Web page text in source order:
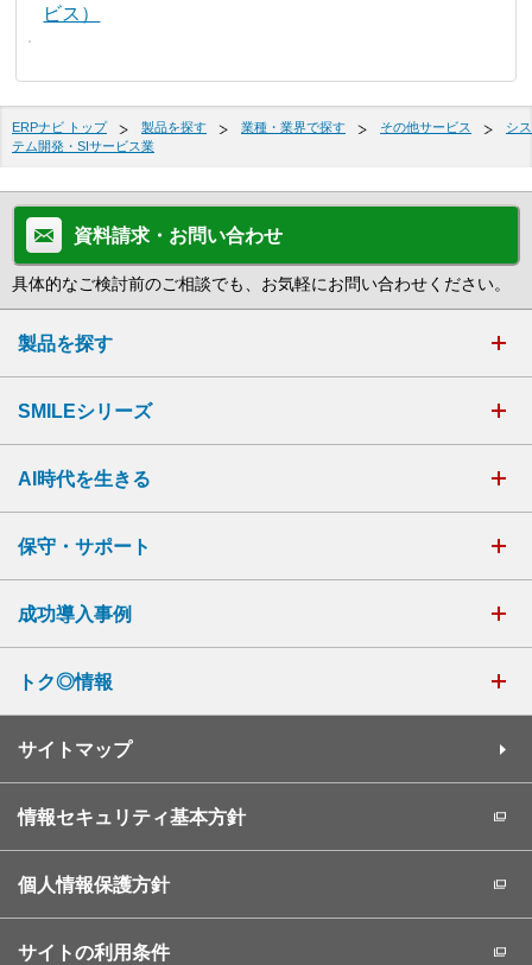
ビス）
ERPナビ トップ 製品を探す 業種・業界で探す その他サービス
シス
テム開発・SIサービス業
資料請求・お問い合わせ
具体的なご検討前のご相談でも、お気軽にお問い合わせください。
製品を探す
SMILEシリーズ
AI時代を生きる
保守・サポート
成功導入事例
トク◎情報
サイトマップ
情報セキュリティ基本方針
個人情報保護方針
サイトの利用条件